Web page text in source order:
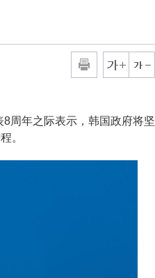
周年之际表示，韩国政府将坚
。